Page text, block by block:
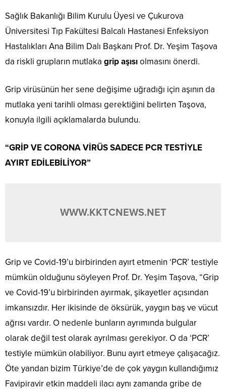
Sağlık Bakanlığı Bilim Kurulu Üyesi ve Çukurova
Üniversitesi Tıp Fakültesi Balcalı Hastanesi Enfeksiyon
Hastalıkları Ana Bilim Dalı Başkanı Prof. Dr. Yeşim Taşova
da riskli grupların mutlaka grip aşısıolmasını önerdi.
Grip virüsünün her sene değişime uğradığı için aşının da
mutlaka yeni tarihli olması gerektiğini belirten Taşova,
konuyla ilgili açıklamalarda bulundu.
“GRİP VE CORONA VİRÜS SADECE PCR TESTİYLE
AYIRT EDİLEBİLİYOR”
WWW.KKTCNEWS.NET
Grip ve Covid-19’u birbirinden ayırt etmenin ‘PCR’ testiyle
mümkün olduğunu söyleyen Prof. Dr. Yeşim Taşova, “Grip
ve Covid-19’u birbirinden ayırmak, şikayetler açısından
imkansızdır. Her ikisinde de öksürük, yaygın baş ve vücut
ağrısı vardır. O nedenle bunların ayrımında bulgular
olarak değil test olarak ayrılması gerekiyor. O da ‘PCR’
testiyle mümkün olabiliyor. Bunu ayırt etmeye çalışacağız.
Öte yandan bizim Türkiye’de de çok yaygın kullandığımız
Favipiravir etkin maddeli ilacı aynı zamanda gribe de